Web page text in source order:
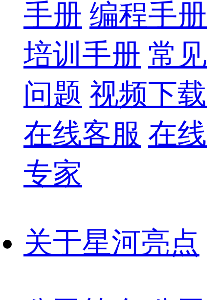
手册 编程手册
培训手册 常见
问题 视频下载
在线客服 在线
专家
关于星河亮点